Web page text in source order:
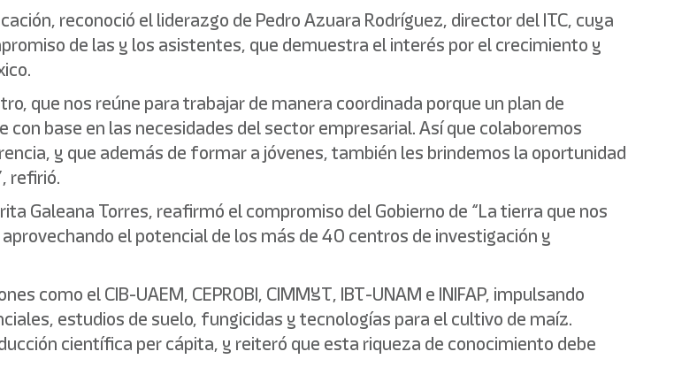
reconoció el liderazgo de Pedro Azuara Rodríguez, director del ITC, cuya
de las y los asistentes, que demuestra el interés por el crecimiento y
que nos reúne para trabajar de manera coordinada porque un plan de
base en las necesidades del sector empresarial. Así que colaboremos
y que además de formar a jóvenes, también les brindemos la oportunidad
refirió.
Galeana Torres, reafirmó el compromiso del Gobierno de “La tierra que nos
el potencial de los más de 40 centros de investigación y
como el CIB-UAEM, CEPROBI, CIMMYT, IBT-UNAM e INIFAP, impulsando
estudios de suelo, fungicidas y tecnologías para el cultivo de maíz.
científica per cápita, y reiteró que esta riqueza de conocimiento debe